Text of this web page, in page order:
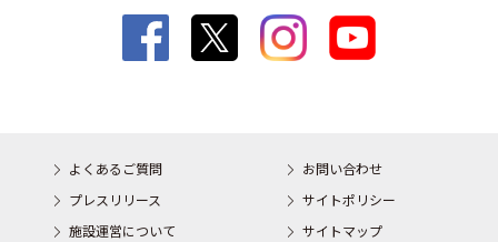
よくあるご質問
お問い合わせ
プレスリリース
サイトポリシー
施設運営について
サイトマップ